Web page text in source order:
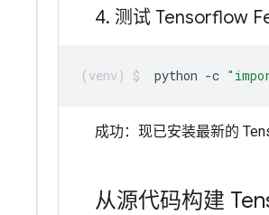
4. 测试 Tensorflow
python -c
成功：现已安装最新的
从源代码构建